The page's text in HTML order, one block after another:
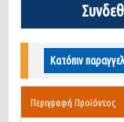
Κατόπιν
Περιγραφή Προϊόντος